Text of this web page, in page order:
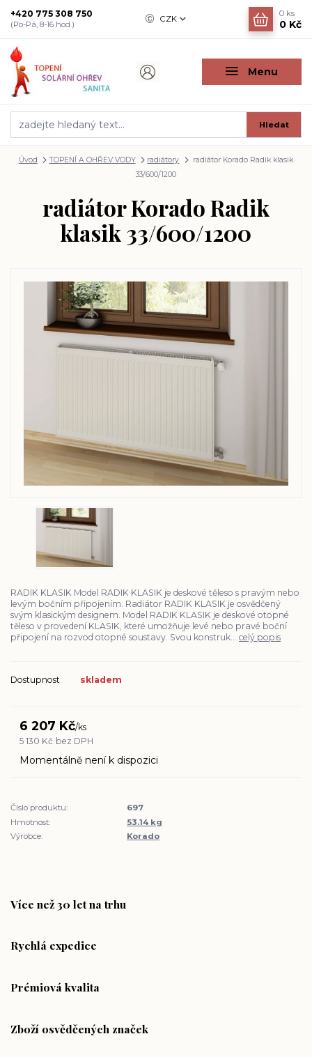
Menu
CZK
Hledat
+420 775 308 750
(Po-Pá, 8-16 hod.)
0 ks
0 Kč
Úvod TOPENÍ A OHŘEV VODY radiátory
radiátor Korado Radik klasik
33/600/1200
radiátor Korado Radik
klasik 33/600/1200
RADIK KLASIK Model RADIK KLASIK je deskové těleso s pravým nebo
levým bočním připojením. Radiátor RADIK KLASIK je osvědčený
svým klasickým designem. Model RADIK KLASIK je deskové otopné
těleso v provedení KLASIK, které umožňuje levé nebo pravé boční
připojení na rozvod otopné soustavy. Svou konstruk... celý popis
Dostupnost skladem
6 207 Kč/ks
5 130 Kč bez DPH
Momentálně není k dispozici
Číslo produktu:
697
Hmotnost:
53.14 kg
Výrobce:
Korado
Více než 30 let na trhu
Rychlá expedice
Prémiová kvalita
Zboží osvědčených značek